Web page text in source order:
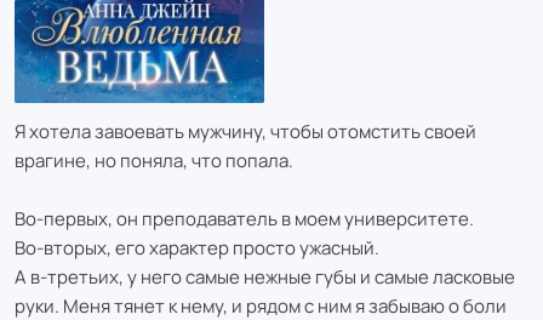
Я хотела завоевать мужчину, чтобы отомстить своей
врагине, но поняла, что попала.
Во-первых, он преподаватель в моем университете.
Во-вторых, его характер просто ужасный.
А в-третьих, у него самые нежные губы и самые ласковые
руки. Меня тянет к нему, и рядом с ним я забываю о боли